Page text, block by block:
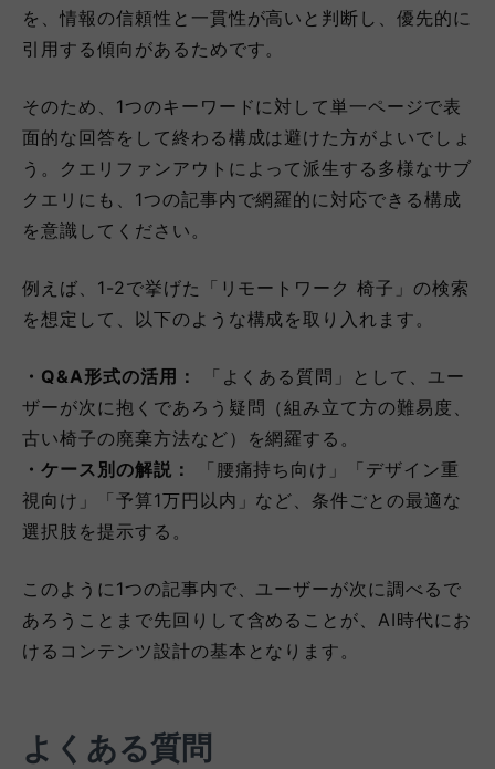
を、情報の信頼性と一貫性が高いと判断し、優先的に
引用する傾向があるためです。
そのため、1つのキーワードに対して単一ページで表
面的な回答をして終わる構成は避けた方がよいでしょ
う。クエリファンアウトによって派生する多様なサブ
クエリにも、1つの記事内で網羅的に対応できる構成
を意識してください。
例えば、1-2で挙げた「リモートワーク 椅子」の検索
を想定して、以下のような構成を取り入れます。
・Q&A形式の活用：
「よくある質問」として、ユー
ザーが次に抱くであろう疑問（組み立て方の難易度、
古い椅子の廃棄方法など）を網羅する。
・ケース別の解説：
「腰痛持ち向け」「デザイン重
視向け」「予算1万円以内」など、条件ごとの最適な
選択肢を提示する。
このように1つの記事内で、ユーザーが次に調べるで
あろうことまで先回りして含めることが、AI時代にお
けるコンテンツ設計の基本となります。
よくある質問